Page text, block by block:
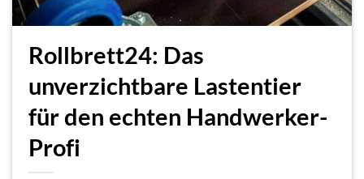
Rollbrett24: Das
unverzichtbare Lastentier
für den echten Handwerker-
Profi